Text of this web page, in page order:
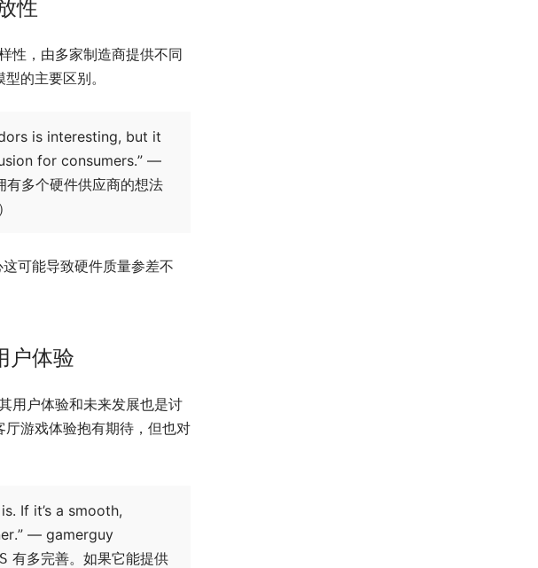
性
性，由多家制造商提供不同
的主要区别。
is interesting, but it
for consumers.” —
多个硬件供应商的想法
可能导致硬件质量参差不
户体验
用户体验和未来发展也是讨
厅游戏体验抱有期待，但也对
If it’s a smooth,
— gamerguy
有多完善。如果它能提供